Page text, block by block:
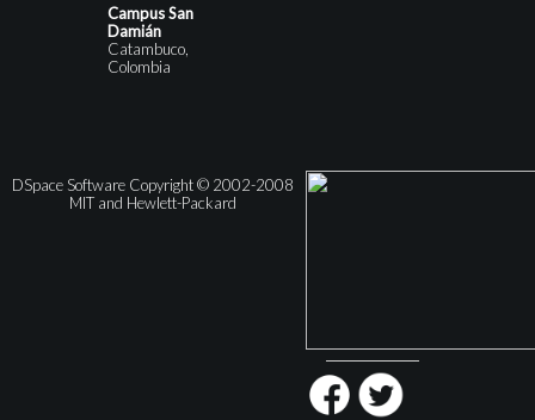
Campus San
Damián
Catambuco,
Colombia
DSpace Software Copyright © 2002-2008
MIT and Hewlett-Packard